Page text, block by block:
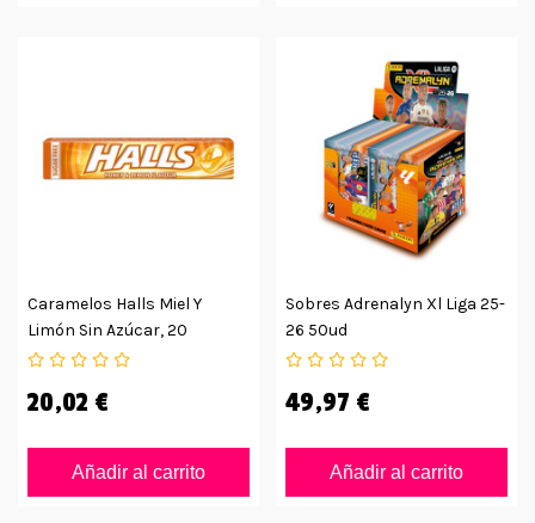
Caramelos Halls Miel Y
Limón Sin Azúcar, 20
Unidades
20,02 €
Añadir al carrito
Sobres Adrenalyn Xl Liga 25-
26 50ud
49,97 €
Añadir al carrito